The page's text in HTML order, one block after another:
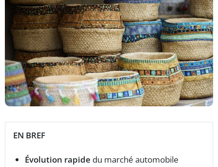
EN BREF
Évolution rapide du marché automobile